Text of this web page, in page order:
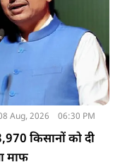
Aug, 2026 06:30 PM
किसानों को दी
माफ